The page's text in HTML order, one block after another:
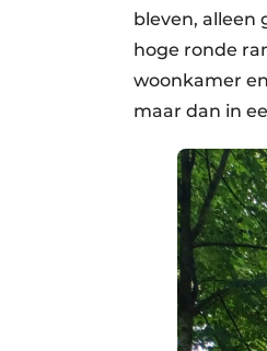
bleven, alleen
hoge ronde
woonkamer
maar dan in